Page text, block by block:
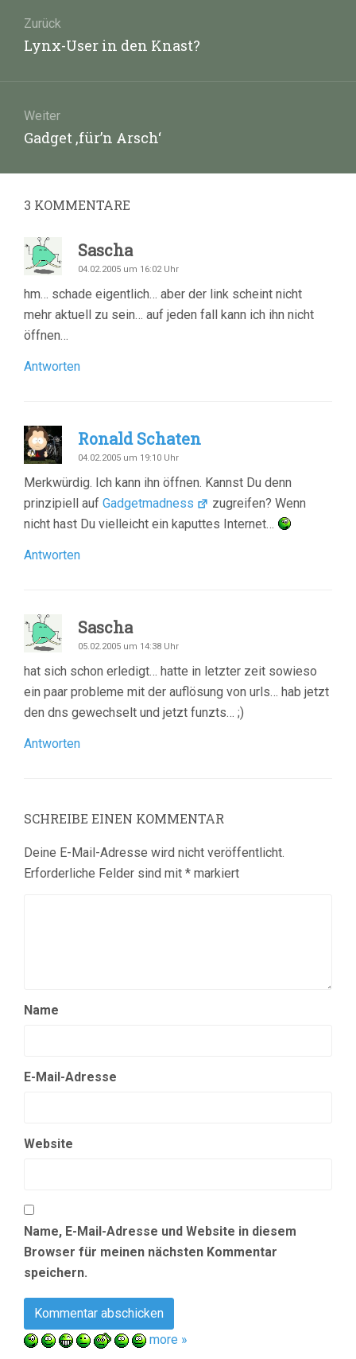
Zurück
Vorheriger
Lynx-User in den Knast?
Weiter
Nächster
Gadget ‚für’n Arsch‘
3 KOMMENTARE
Sascha
04.02.2005 um 16:02 Uhr
hm… schade eigentlich… aber der link scheint nicht
mehr aktuell zu sein… auf jeden fall kann ich ihn nicht
öffnen…
Antworten
Ronald Schaten
04.02.2005 um 19:10 Uhr
Merkwürdig. Ich kann ihn öffnen. Kannst Du denn
prinzipiell auf Gadgetmadness
zugreifen? Wenn
nicht hast Du vielleicht ein kaputtes Internet…
Antworten
Sascha
05.02.2005 um 14:38 Uhr
hat sich schon erledigt… hatte in letzter zeit sowieso
ein paar probleme mit der auflösung von urls… hab jetzt
den dns gewechselt und jetzt funzts… ;)
Antworten
SCHREIBE EINEN KOMMENTAR
Deine E-Mail-Adresse wird nicht veröffentlicht.
Erforderliche Felder sind mit * markiert
Name
E-Mail-Adresse
Website
Name, E-Mail-Adresse und Website in diesem
Browser für meinen nächsten Kommentar
speichern.
more »